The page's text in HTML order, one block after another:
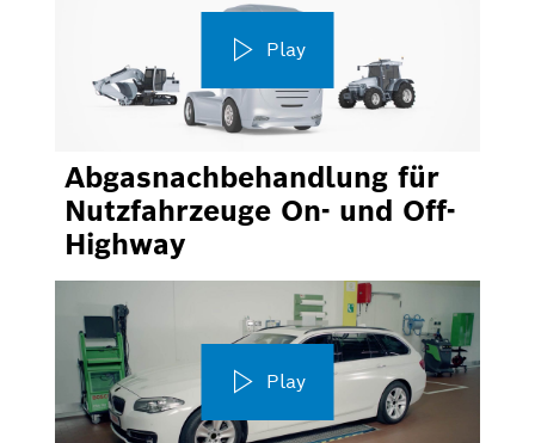
Play
Abgasnachbehandlung für
Nutzfahrzeuge On- und Off-
Highway
Play